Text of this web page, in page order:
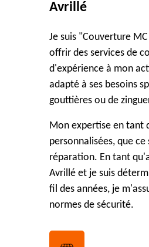
Avrillé
Je suis "Couverture
offrir des services de
d'expérience à mon
adapté à ses besoins
gouttières ou de
Mon expertise en tant
personnalisées, que
réparation. En tant
Avrillé et je suis
fil des années, je
normes de sécurité.